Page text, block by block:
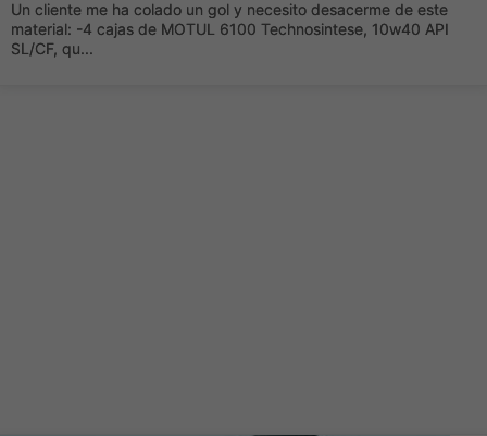
Un cliente me ha colado un gol y necesito desacerme de este
material: -4 cajas de MOTUL 6100 Technosintese, 10w40 API
SL/CF, qu...